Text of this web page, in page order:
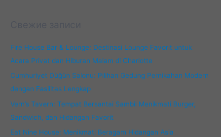
Services
:Fire House Bar & Lounge: Destinasi Lounge Favorit untuk
Acara Privat dan Hiburan Malam di Charlotte
Cumhuriyet Düğün Salonu: Pilihan Gedung Pernikahan Modern
dengan Fasilitas Lengkap
Vern’s Tavern: Tempat Bersantai Sambil Menikmati Burger,
Sandwich, dan Hidangan Favorit
Eat Nine House: Menikmati Beragam Hidangan Asia